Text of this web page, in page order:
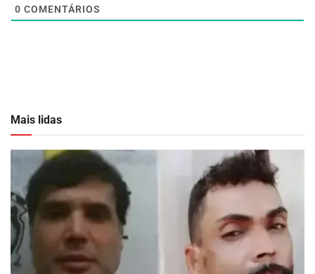
0 COMENTÁRIOS
Mais lidas